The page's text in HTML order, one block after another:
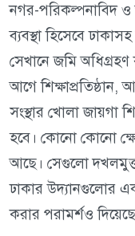
নগর-পরিকল্পনাবিদ ও
ব্যবস্থা হিসেবে
সেখানে জমি অধিগ্রহণ
আগে
সংস্থার খোলা জায়গা
হবে। কোনো কোনো
আছে। সেগুলো দখলমুক্ত
ঢাকার উদ্যানগুলোর
করার পরামর্শও